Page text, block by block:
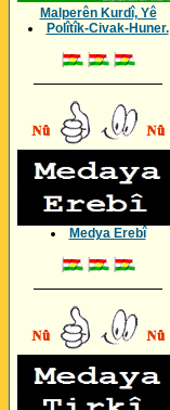
Malperên Kurdî, Yê
Polîtîk-Civak-Huner.
Medya Erebî